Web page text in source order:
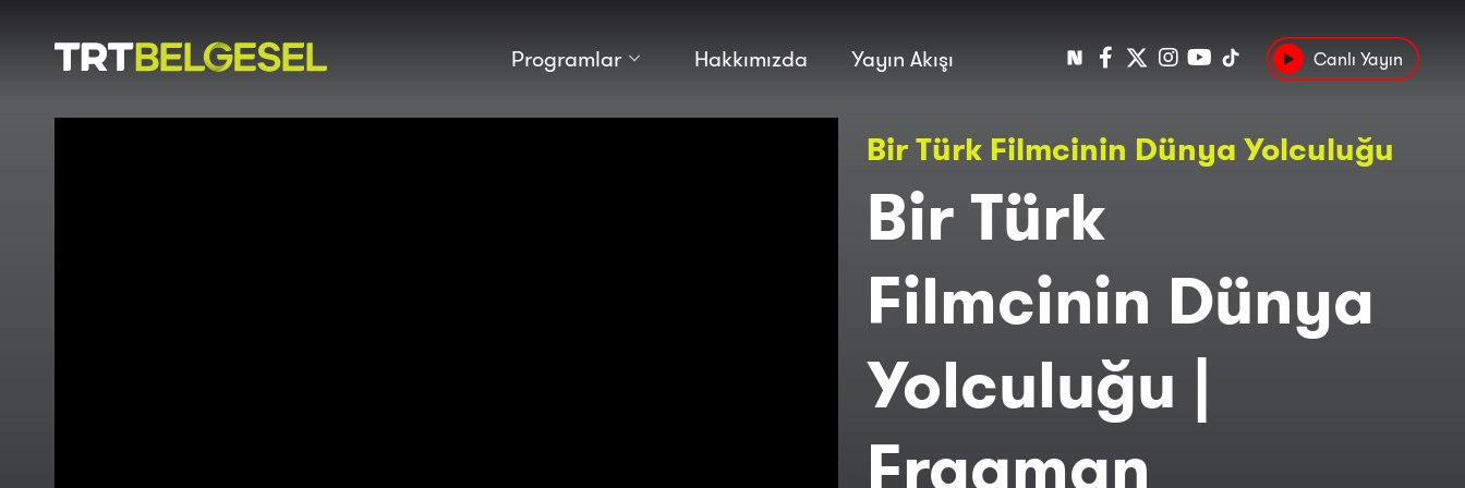
Programlar
Doğa
Macera
Popüler
Tarih Suç
Hakkımızda Yayın Akışı Canlı Yayın
Bir Türk Filmcinin Dünya Yolculuğu
Bir Türk
Filmcinin Dünya
Yolculuğu |
Fragman